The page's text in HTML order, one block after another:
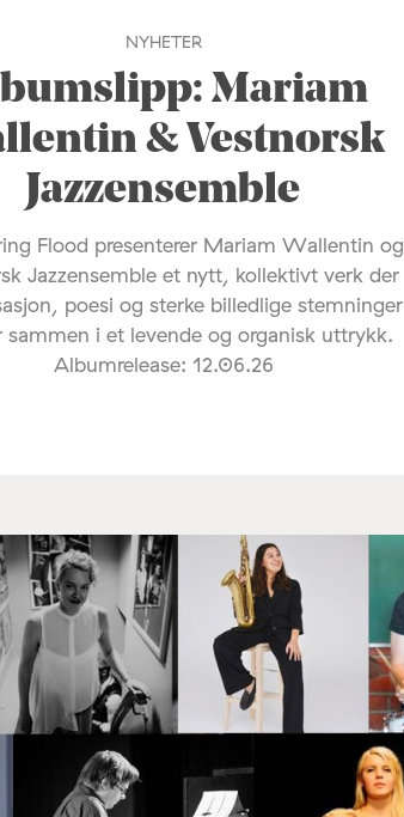
NYHETER
Mariam
& Vestnorsk
Jazzensemble
Flood presenterer Mariam Wallentin og
Jazzensemble et nytt, kollektivt verk der
poesi og sterke billedlige stemninger
sammen i et levende og organisk uttrykk.
Albumrelease: 12.06.26